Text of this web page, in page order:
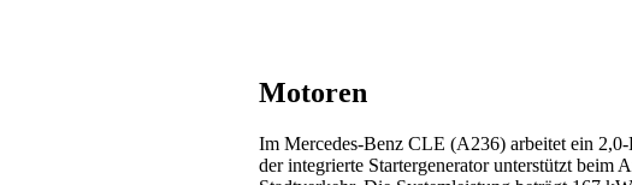
Motoren
Im Mercedes-Benz CLE (A236) arbeitet ein
der integrierte Startergenerator unterstützt